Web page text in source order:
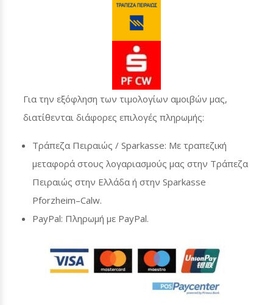
Για την εξόφληση των τιμολογίων αμοιβών μας,
διατίθενται διάφορες επιλογές πληρωμής:
Τράπεζα Πειραιώς / Sparkasse: Με τραπεζική
μεταφορά στους λογαριασμούς μας στην Τράπεζα
Πειραιώς στην Ελλάδα ή στην Sparkasse
Pforzheim–Calw.
PayPal: Πληρωμή με PayPal.